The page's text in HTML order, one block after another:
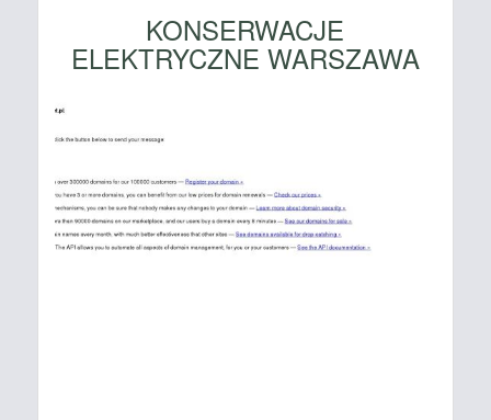
KONSERWACJE
ELEKTRYCZNE WARSZAWA